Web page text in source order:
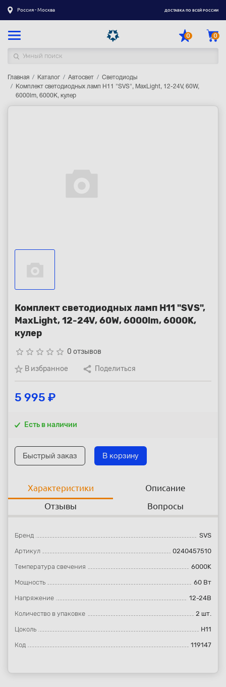
Россия - Москва ДОСТАВКА ПО ВСЕЙ РОССИИ
0 0
Каталог товаров
Вход
Главная Каталог Автосвет
Светодиоды
Комплект светодиодных ламп H11 "SVS", MaxLight, 12-24V, 60W,
6000lm, 6000K, кулер
Комплект светодиодных ламп H11 "SVS",
MaxLight, 12-24V, 60W, 6000lm, 6000K,
кулер
star_border star_border star_border star_border star_border 0 отзывов
В избранное
Поделиться
5 995 ₽
Есть в наличии
Быстрый заказ В корзину
Характеристики
Описание
Отзывы
Вопросы
Бренд SVS
Артикул 0240457510
Температура свечения 6000K
Мощность 60 Вт
Напряжение 12-24В
Количество в упаковке 2 шт.
Цоколь H11
Код 119147